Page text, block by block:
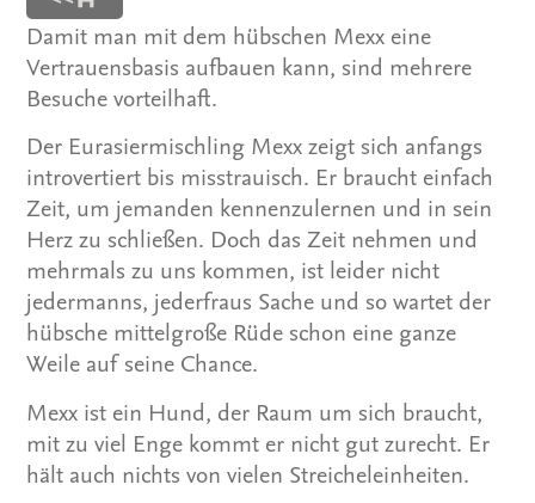
Damit man mit dem hübschen Mexx eine
Vertrauensbasis aufbauen kann, sind mehrere
Besuche vorteilhaft.
Der Eurasiermischling Mexx zeigt sich anfangs
introvertiert bis misstrauisch. Er braucht einfach
Zeit, um jemanden kennenzulernen und in sein
Herz zu schließen. Doch das Zeit nehmen und
mehrmals zu uns kommen, ist leider nicht
jedermanns, jederfraus Sache und so wartet der
hübsche mittelgroße Rüde schon eine ganze
Weile auf seine Chance.
Mexx ist ein Hund, der Raum um sich braucht,
mit zu viel Enge kommt er nicht gut zurecht. Er
hält auch nichts von vielen Streicheleinheiten.